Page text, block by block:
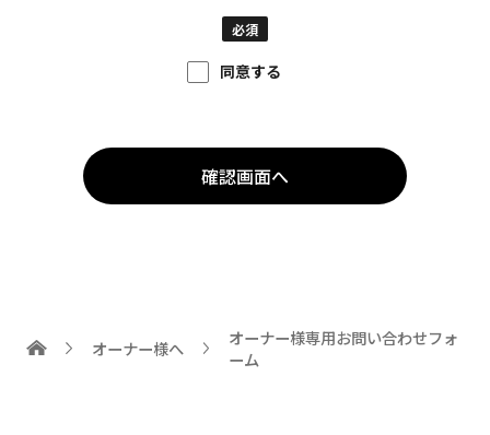
必須
同意する
確認画面へ
オーナー様へ
オーナー様専用お問い合わせフォ
ーム